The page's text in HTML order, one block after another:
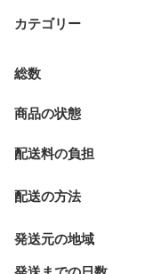
カテゴリー
総数
商品の状態
配送料の負担
配送の方法
発送元の地域